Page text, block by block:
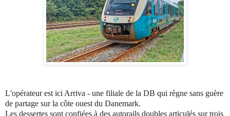
L'opérateur est ici Arriva - une filiale de la DB qui règne sans guère
de partage sur la côte ouest du Danemark.
Les dessertes sont confiées à des autorails doubles articulés sur trois